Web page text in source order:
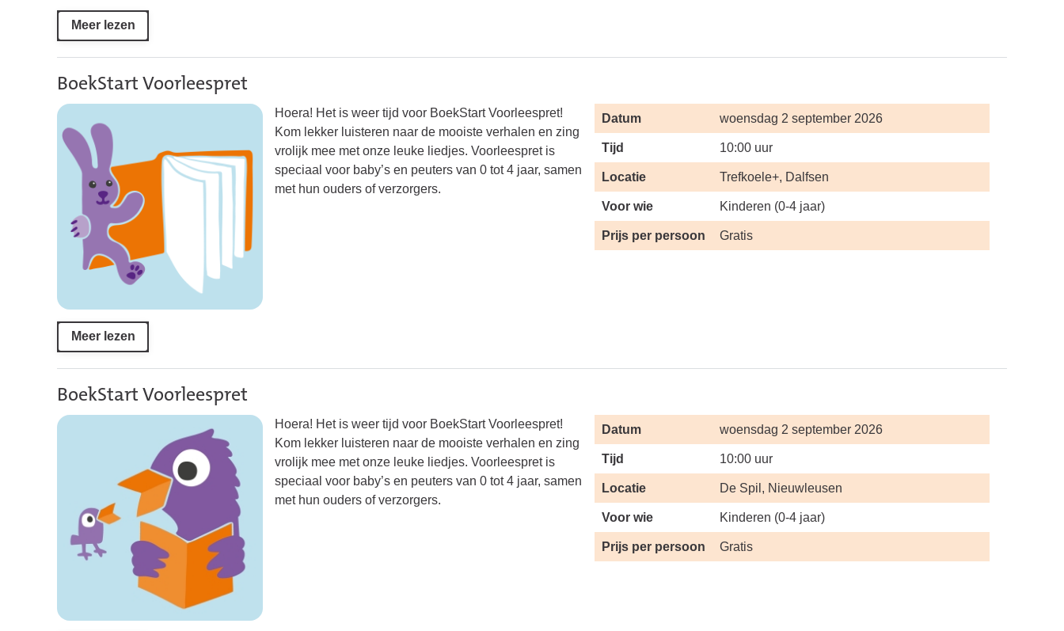
Meer lezen
BoekStart Voorleespret
Hoera! Het is weer tijd voor BoekStart Voorleespret!
Kom lekker luisteren naar de mooiste verhalen en zing
vrolijk mee met onze leuke liedjes. Voorleespret is
speciaal voor baby’s en peuters van 0 tot 4 jaar, samen
met hun ouders of verzorgers.
Datum woensdag 2 september 2026
Tijd 10:00 uur
Locatie Trefkoele+, Dalfsen
Voor wie Kinderen (0-4 jaar)
Prijs per persoon Gratis
Meer lezen
BoekStart Voorleespret
Hoera! Het is weer tijd voor BoekStart Voorleespret!
Kom lekker luisteren naar de mooiste verhalen en zing
vrolijk mee met onze leuke liedjes. Voorleespret is
speciaal voor baby’s en peuters van 0 tot 4 jaar, samen
met hun ouders of verzorgers.
Datum woensdag 2 september 2026
Tijd 10:00 uur
Locatie De Spil, Nieuwleusen
Voor wie Kinderen (0-4 jaar)
Prijs per persoon Gratis